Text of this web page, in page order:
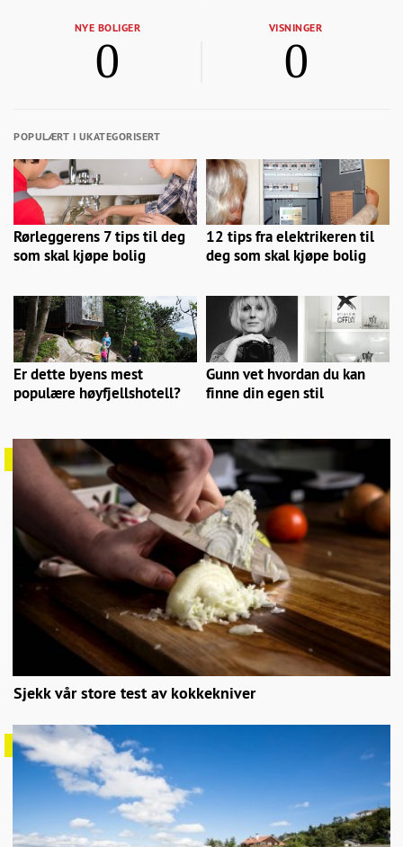
NYE BOLIGER
0
VISNINGER
0
POPULÆRT I UKATEGORISERT
Rørleggerens 7 tips til deg
som skal kjøpe bolig
12 tips fra elektrikeren til
deg som skal kjøpe bolig
Er dette byens mest
populære høyfjellshotell?
Gunn vet hvordan du kan
finne din egen stil
Sjekk vår store test av kokkekniver